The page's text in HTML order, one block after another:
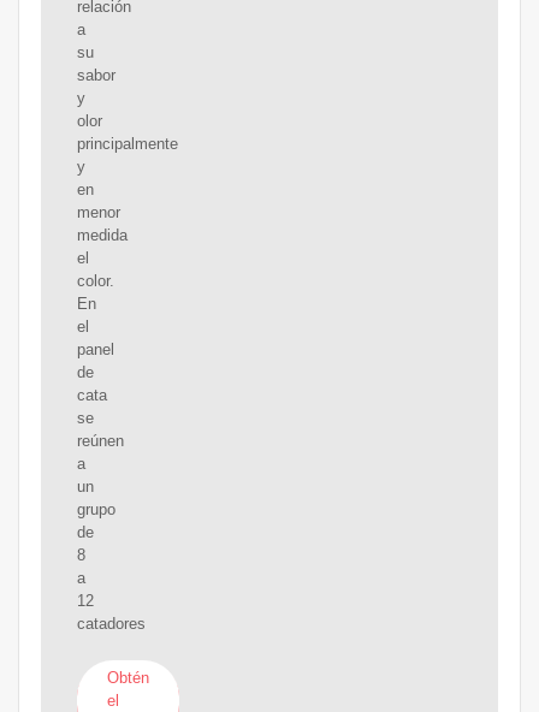
relación
a
su
sabor
y
olor
principalmente
y
en
menor
medida
el
color.
En
el
panel
de
cata
se
reúnen
a
un
grupo
de
8
a
12
catadores
Obtén
el